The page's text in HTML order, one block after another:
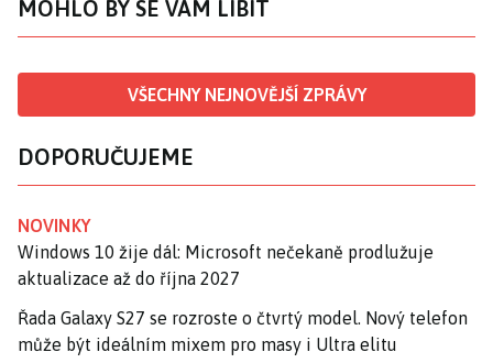
MOHLO BY SE VÁM LÍBIT
VŠECHNY NEJNOVĚJŠÍ ZPRÁVY
DOPORUČUJEME
NOVINKY
Windows 10 žije dál: Microsoft nečekaně prodlužuje
aktualizace až do října 2027
Řada Galaxy S27 se rozroste o čtvrtý model. Nový telefon
může být ideálním mixem pro masy i Ultra elitu